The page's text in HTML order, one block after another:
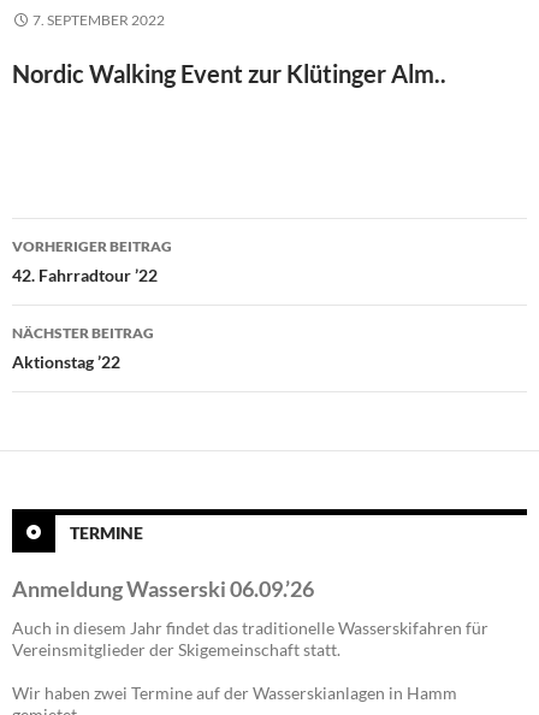
7. SEPTEMBER 2022
Nordic Walking Event zur Klütinger Alm..
Beitragsnavigation
VORHERIGER BEITRAG
42. Fahrradtour ’22
NÄCHSTER BEITRAG
Aktionstag ’22
TERMINE
Anmeldung Wasserski 06.09.’26
Auch in diesem Jahr findet das traditionelle Wasserskifahren für
Vereinsmitglieder der Skigemeinschaft statt.
Wir haben zwei Termine auf der Wasserskianlagen in Hamm